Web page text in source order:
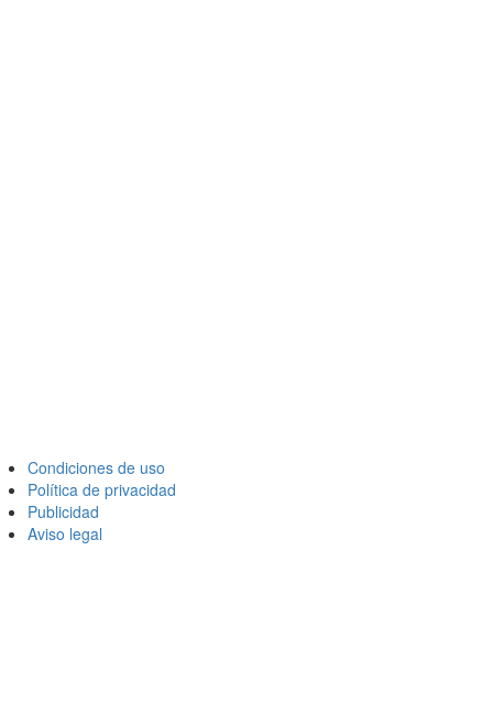
Condiciones de uso
Política de privacidad
Publicidad
Aviso legal